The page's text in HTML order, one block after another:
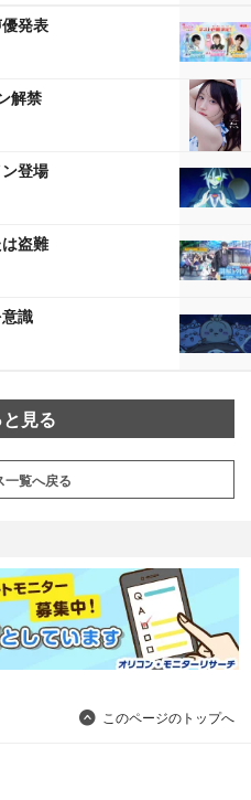
発表
解禁
登場
盗難
識
と見る
一覧へ戻る
このページのトップへ